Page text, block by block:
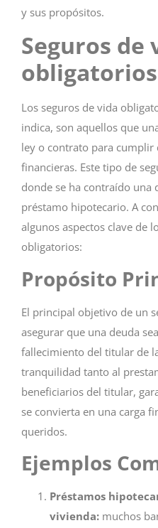
y sus propósitos.
Seguros de
obligatorios
Los seguros de vida
indica, son aquellos que
ley o contrato para cumplir
financieras. Este tipo de
donde se ha contraído una
préstamo hipotecario. A
algunos aspectos clave de
obligatorios:
Propósito
El principal objetivo de un
asegurar que una deuda
fallecimiento del titular de
tranquilidad tanto al
beneficiarios del titular,
se convierta en una carga
queridos.
Ejemplos
Préstamos
vivienda: muchos